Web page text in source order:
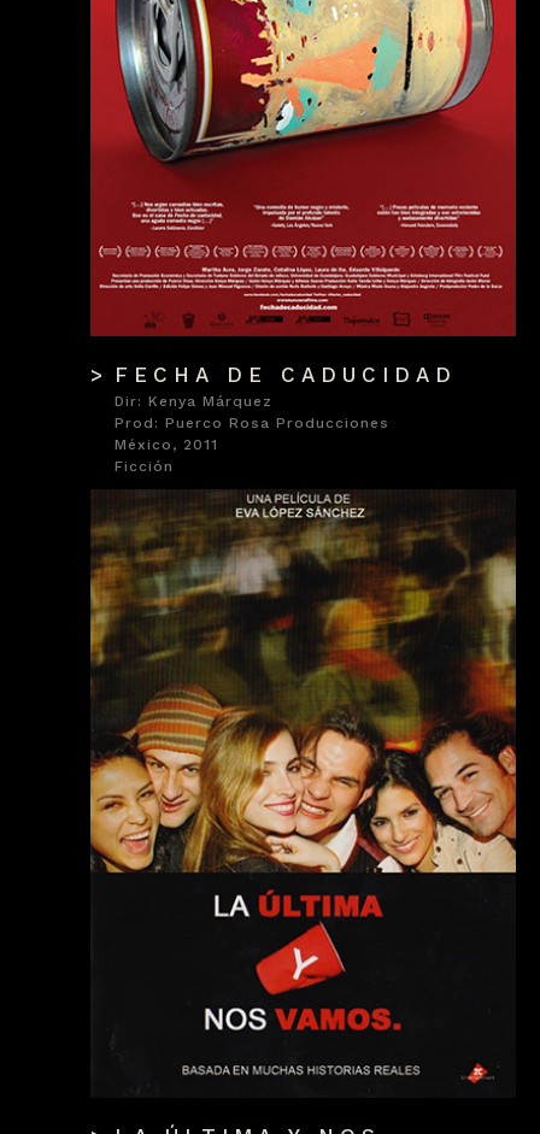
FECHA DE CADUCIDAD
Dir: Kenya Márquez
Prod: Puerco Rosa Producciones
México, 2011
Ficción